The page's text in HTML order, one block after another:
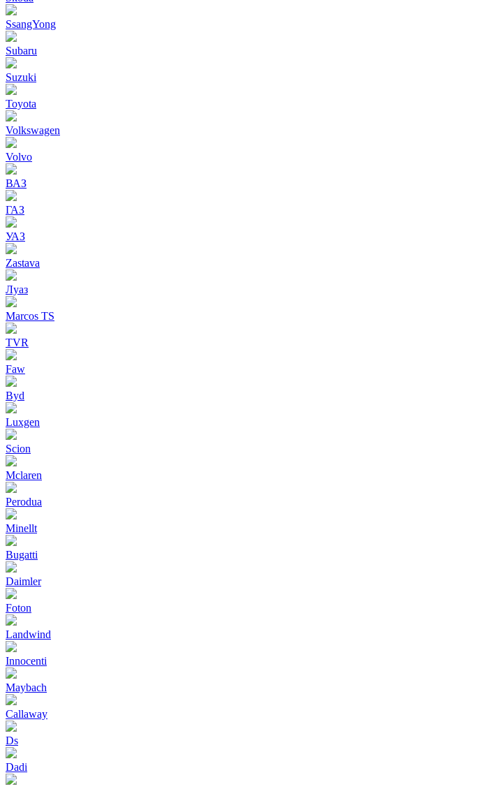
SsangYong
Subaru
Suzuki
Toyota
Volkswagen
Volvo
ВАЗ
ГАЗ
УАЗ
Zastava
Луаз
Marcos TS
TVR
Faw
Byd
Luxgen
Scion
Mclaren
Perodua
Minellt
Bugatti
Daimler
Foton
Landwind
Innocenti
Maybach
Callaway
Ds
Dadi